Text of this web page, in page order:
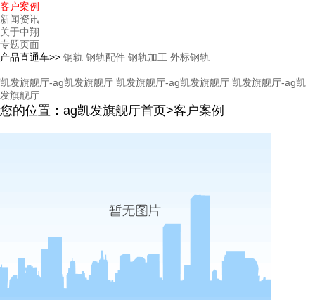
客户案例
新闻资讯
关于中翔
专题页面
产品直通车>> 钢轨 钢轨配件 钢轨加工 外标钢轨
凯发旗舰厅-ag凯发旗舰厅 凯发旗舰厅-ag凯发旗舰厅 凯发旗舰厅-ag凯
发旗舰厅
您的位置：ag凯发旗舰厅首页>客户案例